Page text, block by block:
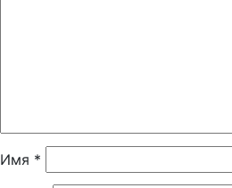
Имя *